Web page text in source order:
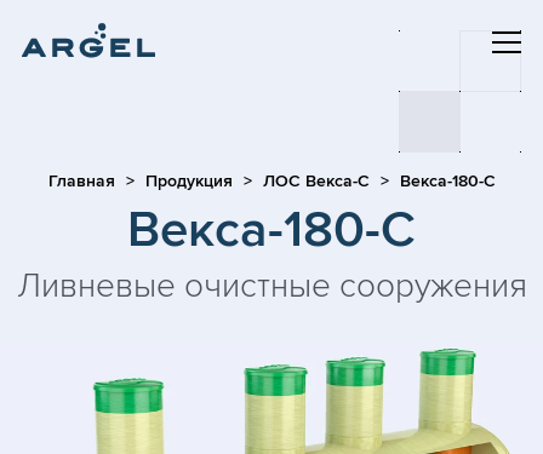
Главная Продукция ЛОС Векса-С Векса-180-С
Векса-180-С
Ливневые очистные сооружения